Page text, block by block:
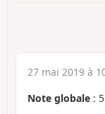
27 mai 2019 à
Note globale : 5